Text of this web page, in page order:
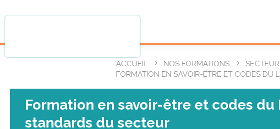
ACCUEIL NOS FORMATIONS
FORMATION EN SAVOIR-ÊTRE ET CODES DU
Formation en savoir-être et codes du
standards du secteur